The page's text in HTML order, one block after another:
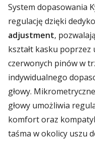
System dopasowania
regulację dzięki
adjustment,
kształt kasku
czerwonych pinów w
indywidualnego
głowy.
głowy umożliwia
komfort oraz
taśma w okolicy uszu